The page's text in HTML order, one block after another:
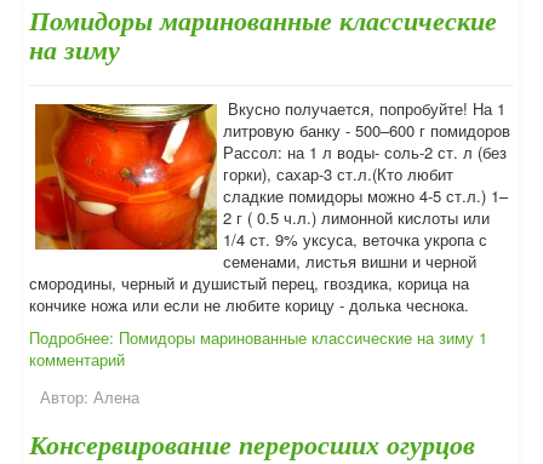
Помидоры маринованные классические
на зиму
Вкусно получается, попробуйте! На 1
литровую банку - 500–600 г помидоров
Рассол: на 1 л воды- соль-2 ст. л (без
горки), сахар-3 ст.л.(Кто любит
сладкие помидоры можно 4-5 ст.л.) 1–
2 г ( 0.5 ч.л.) лимонной кислоты или
1/4 ст. 9% уксуса, веточка укропа с
семенами, листья вишни и черной
смородины, черный и душистый перец, гвоздика, корица на
кончике ножа или если не любите корицу - долька чеснока.
Подробнее: Помидоры маринованные классические на зиму 1
комментарий
Автор: Алена
Консервирование переросших огурцов